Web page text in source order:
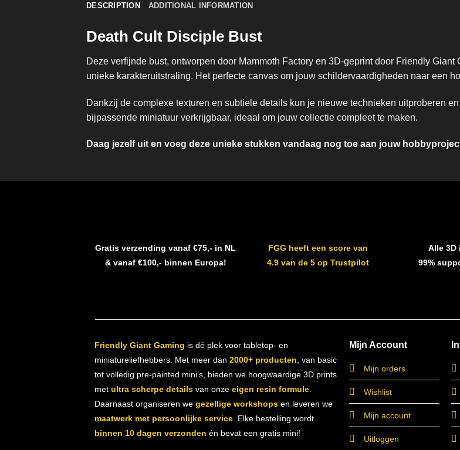
DESCRIPTION ADDITIONAL INFORMATION
Death Cult Disciple Bust
Deze verfijnde bust, ontworpen door Mammoth Factory en 3D-geprint door Friendly
unieke karakteruitstraling. Het perfecte canvas om jouw schildervaardigheden naar een
Dankzij de complexe texturen en subtiele details kun je nieuwe technieken uitproberen
bijpassende miniatuur verkrijgbaar, ideaal om jouw collectie compleet te maken.
Daag jezelf uit en voeg deze unieke stukken vandaag nog toe aan jouw
Gratis verzending vanaf €75,- in NL
& vanaf €100,- binnen Europa!
FGG heeft een score van
4.9 van de 5 op Trustpilot
Alle 3D
99%
Friendly Giant Gaming is dé plek voor tabletop- en
miniatureliefhebbers. Met meer dan 2000+ producten, van basic
tot volledig pre-painted mini’s, bieden we hoogwaardige 3D prints
met ultra scherpe detailsvan onze eigen resin formule.
Daarnaast organiseren we gezellige workshopsen leveren we
maatwerk met persoonlijke service. Elke bestelling wordt
binnen 10 dagen verzonden én bevat een gratis mini!
Mijn Account
Mijn orders
Wishlist
Mijn account
Uitloggen